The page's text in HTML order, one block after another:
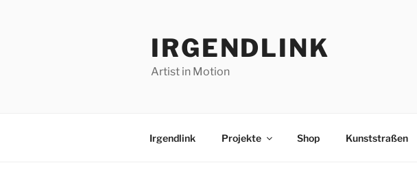
IRGENDLINK
Artist in Motion
Irgendlink Projekte Shop Kunststraßen